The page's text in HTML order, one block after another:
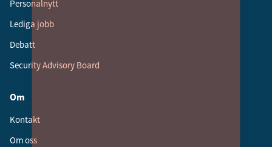
Personalnytt
Lediga jobb
Debatt
Security Advisory Board
Om
Kontakt
Om oss